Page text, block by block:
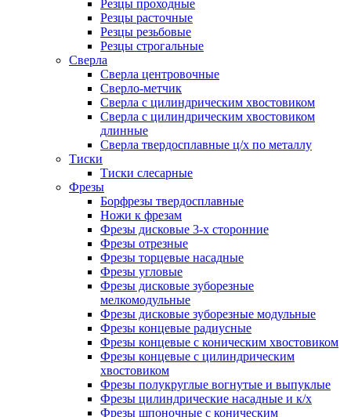
Резцы проходные
Резцы расточные
Резцы резьбовые
Резцы строгальные
Сверла
Сверла центровочные
Сверло-метчик
Сверла с цилиндрическим хвостовиком
Сверла с цилиндрическим хвостовиком
длинные
Сверла твердосплавные ц/х по металлу
Тиски
Тиски слесарные
Фрезы
Борфрезы твердосплавные
Ножи к фрезам
Фрезы дисковые 3-х сторонние
Фрезы отрезные
Фрезы торцевые насадные
Фрезы угловые
Фрезы дисковые зуборезные
мелкомодульные
Фрезы дисковые зуборезные модульные
Фрезы концевые радиусные
Фрезы концевые с коническим хвостовиком
Фрезы концевые с цилиндрическим
хвостовиком
Фрезы полукруглые вогнутые и выпуклые
Фрезы цилиндрические насадные и к/х
Фрезы шпоночные с коническим